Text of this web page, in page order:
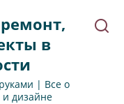
в
| Все о
и дизайне